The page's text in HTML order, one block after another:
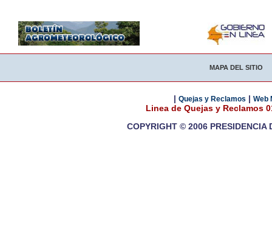
MAPA DEL SITIO
| Quejas y Reclamos | Web
Linea de Quejas y Reclamos
COPYRIGHT © 2006 PRESIDENCIA